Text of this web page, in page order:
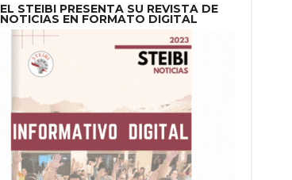
EL STEIBI PRESENTA SU REVISTA DE
NOTICIAS EN FORMATO DIGITAL